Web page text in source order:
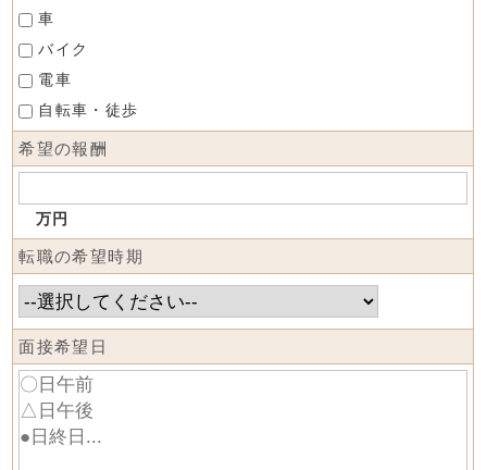
車
バイク
電車
自転車・徒歩
希望の報酬
万円
転職の希望時期
面接希望日